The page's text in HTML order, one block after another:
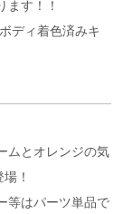
ます！！
ディ着色済みキ
ムとオレンジの気
！
等はパーツ単品で